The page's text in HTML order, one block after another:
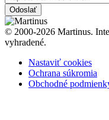
Odoslať
© 2000-2026 Martinus.
vyhradené.
Nastaviť cookies
Ochrana súkromia
Obchodné